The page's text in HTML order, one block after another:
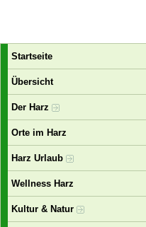
Startseite
Übersicht
Der Harz
Orte im Harz
Harz Urlaub
Wellness Harz
Kultur & Natur